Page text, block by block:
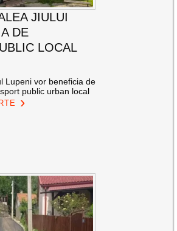
JIULUI
DE
LOCAL
Lupeni vor beneficia de
public urban local